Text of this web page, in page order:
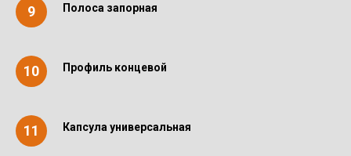
Полоса запорная
Профиль концевой
Капсула универсальная